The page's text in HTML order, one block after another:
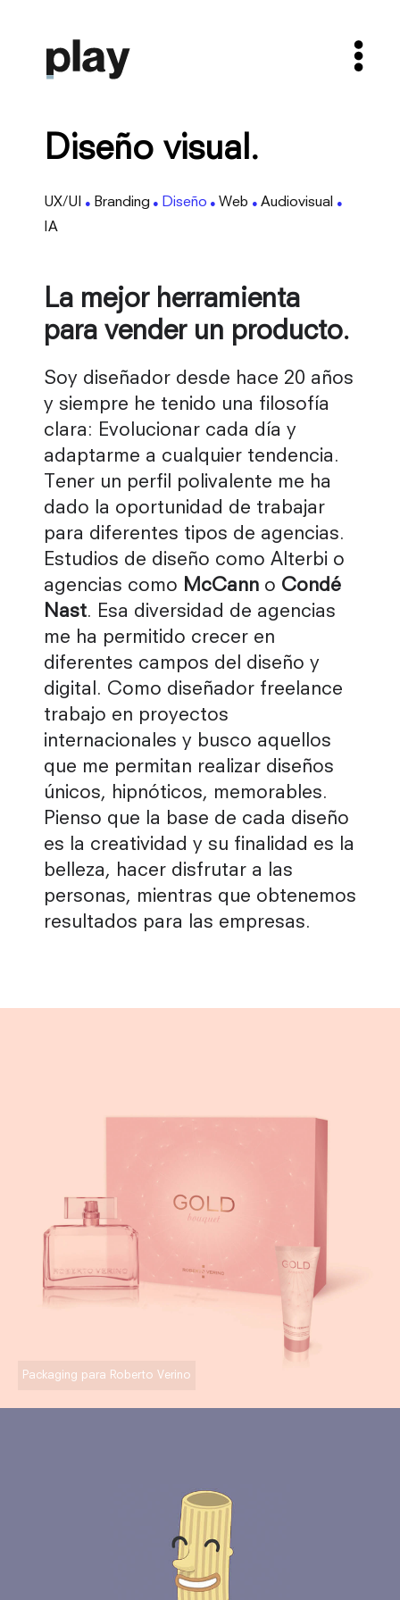
Diseño visual.
UX/UI ● Branding ● Diseño ● Web ● Audiovisual ●
IA
La mejor herramienta
para vender un producto.
Soy diseñador desde hace 20 años
y siempre he tenido una filosofía
clara: Evolucionar cada día y
adaptarme a cualquier tendencia.
Tener un perfil polivalente me ha
dado la oportunidad de trabajar
para diferentes tipos de agencias.
Estudios de diseño como Alterbi o
agencias como McCann o Condé
Nast. Esa diversidad de agencias
me ha permitido crecer en
diferentes campos del diseño y
digital. Como diseñador freelance
trabajo en proyectos
internacionales y busco aquellos
que me permitan realizar diseños
únicos, hipnóticos, memorables.
Pienso que la base de cada diseño
es la creatividad y su finalidad es la
belleza, hacer disfrutar a las
personas, mientras que obtenemos
resultados para las empresas.
Packaging para Roberto Verino